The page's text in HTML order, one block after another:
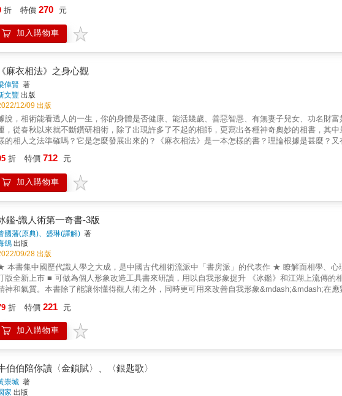
得天下」，致力於實用人才的培養。 曾國藩的十二條自律： 1. 主敬：整齊嚴肅，清明在躬，如日之升。 2. 靜坐：每日不拘何時，靜坐四
，正位凝命，如鼎之鎮。 3. 早起：黎明即起，醒後勿沾戀。 4. 讀書不二：一書未完，不看他書
書》，每日圈點十頁，雖有事不間斷。 6. 謹言：刻刻留心，第一工夫。 7. 養氣：氣藏丹田，無
鑑：觀情態識良莠之流韻 5 鬚眉鑑：鬚眉盡顯露男兒本色 6 聲間鑑：辨識聞其聲而知其人 7 氣
折 特價 270 元
加入購物車
麻衣相法》之身心觀
偉賢 著
文豐 出版
12/09 出版
說，相術能看透人的一生，你的身體是否健康、能活幾歲、善惡智愚、有無妻子兒女、功名財
，從春秋以來就不斷鑽研相術，除了出現許多了不起的相師，更寫出各種神奇奧妙的相書，其中最負
的相人之法準確嗎？它是怎麼發展出來的？《麻衣相法》是一本怎樣的書？理論根據是甚麼？又
折 特價 712 元
加入購物車
鑑-識人術第一奇書-3版
國藩(原典)、盛琳(譯解) 著
鴿 出版
09/28 出版
書集中國歷代識人學之大成，是中國古代相術流派中「書房派」的代表作 ★ 瞭解面相學、心理學的最佳入門讀物 ★ 讀者口碑推薦，暢銷修
■ 可做為個人形象改造工具書來研讀，用以自我形象提升 《冰鑑》和江湖上流傳的相書不同之處就在於重神而兼形，特別強調人的
神和氣質。本書除了能讓你懂得觀人術之外，同時更可用來改善自我形象&mdash;&mdash;在
人。當今社會，人際往來互動頻繁，要在短時間內，從一個人的身形、言談、舉止，去評斷一個
折 特價 221 元
加入購物車
伯伯陪你讀〈金鎖賦〉、〈銀匙歌〉
崇城 著
家 出版